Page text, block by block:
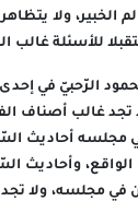
الخبير، ولا
للأسئلة غالب
الرّحبيّ في إحدى
تجد غالب أصناف
مجلسه أحاديث
وأحاديث
في مجلسه، ولا تجد